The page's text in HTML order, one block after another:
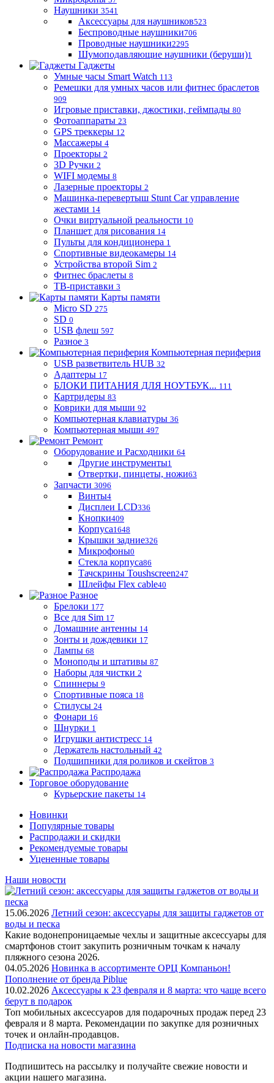
Наушники 3541
Аксессуары для наушников523
Беспроводные наушники706
Проводные наушники2295
Шумоподавляющие наушники (беруши)1
Гаджеты
Умные часы Smart Watch 113
Ремешки для умных часов или фитнес браслетов
909
Игровые приставки, джостики, геймпады 80
Фотоаппараты 23
GPS треккеры 12
Массажеры 4
Проекторы 2
3D Ручки 2
WIFI модемы 8
Лазерные проекторы 2
Машинка-перевертыш Stunt Car управление
жестами 14
Очки виртуальной реальности 10
Планшет для рисования 14
Пульты для кондиционера 1
Спортивные видеокамеры 14
Устройства второй Sim 2
Фитнес браслеты 8
ТВ-приставки 3
Карты памяти
Micro SD 275
SD 0
USB флеш 597
Разное 3
Компьютерная периферия
USB разветвитель HUB 32
Адаптеры 17
БЛОКИ ПИТАНИЯ ДЛЯ НОУТБУК... 111
Картридеры 83
Коврики для мыши 92
Компьютерная клавиатуры 36
Компьютерная мыши 497
Ремонт
Оборудование и Расходники 64
Другие инструменты1
Отвертки, пинцеты, ножи63
Запчасти 3096
Винты4
Дисплеи LCD336
Кнопки409
Корпуса1648
Крышки задние326
Микрофоны0
Стекла корпуса86
Тачскрины Toushscreen247
Шлейфы Flex cable40
Разное
Брелоки 177
Все для Sim 17
Домашние антенны 14
Зонты и дождевики 17
Лампы 68
Моноподы и штативы 87
Наборы для чистки 2
Спиннеры 9
Спортивные пояса 18
Стилусы 24
Фонари 16
Шнурки 1
Игрушки антистресс 14
Держатель настольный 42
Подшипники для роликов и скейтов 3
Распродажа
Торговое оборудование
Курьерские пакеты 14
Новинки
Популярные товары
Распродажи и скидки
Рекомендуемые товары
Уцененные товары
Наши новости
15.06.2026 Летний сезон: аксессуары для защиты гаджетов от
воды и песка
Какие водонепроницаемые чехлы и защитные аксессуары для
смартфонов стоит закупить розничным точкам к началу
пляжного сезона 2026.
04.05.2026 Новинка в ассортименте OРЦ Компаньон!
Пополнение от бренда Piblue
10.02.2026 Аксессуары к 23 февраля и 8 марта: что чаще всего
берут в подарок
Топ мобильных аксессуаров для подарочных продаж перед 23
февраля и 8 марта. Рекомендации по закупке для розничных
точек и онлайн-продавцов.
Подписка на новости магазина
Подпишитесь на рассылку и получайте свежие новости и
акции нашего магазина.